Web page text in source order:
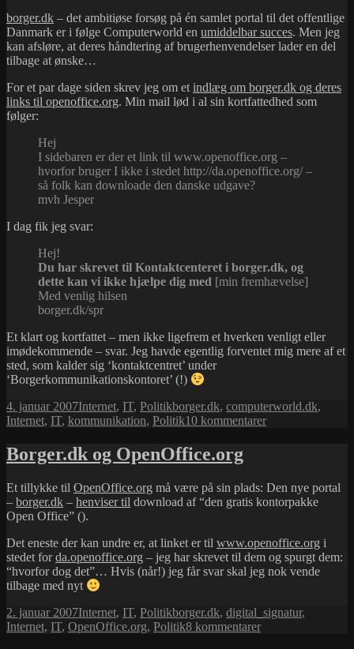
Århus
borger.dk – det ambitiøse forsøg på én samlet portal til det offentlige
Danmark er i følge Computerworld en umiddelbar succes. Men jeg
kan afsløre, at deres håndtering af brugerhenvendelser lader en del
tilbage at ønske…
For et par dage siden skrev jeg om et indlæg om borger.dk og deres
links til openoffice.org. Min mail lød i al sin kortfattedhed som
følger:
Hej
I sidebaren er der et link til www.openoffice.org –
hvorfor bruger I ikke i stedet http://da.openoffice.org/ –
så folk kan downloade den danske udgave?
mvh Jesper
I dag fik jeg svar:
Hej!
Du har skrevet til Kontaktcenteret i borger.dk, og
dette kan vi ikke hjælpe dig med [min fremhævelse]
Med venlig hilsen
borger.dk/spr
Et klart og kortfattet – men ikke ligefrem et hverken venligt eller
imødekommende – svar. Jeg havde egentlig forventet mig mere af et
sted, som kalder sig ‘kontaktcentret’ under
‘Borgerkommunikationskontoret’ (!)
Udgivet
i
4. januar 2007Kategorier
Internet, IT, PolitikTags
borger.dk, computerworld.dk,
Internet, IT, kommunikation, Politik10 kommentarertil
Borger.dk og OpenOffice.org
Et tillykke til OpenOffice.org må være på sin plads: Den nye portal
– borger.dk – henviser til download af “den gratis kontorpakke
Open Office” ().
Det eneste der kan undre er, at linket er til www.openoffice.org i
stedet forda.openoffice.org – jeg har skrevet til dem og spurgt dem:
“hvorfor dog det”… Hvis (når!) jeg får svar skal jeg nok vende
tilbage med nyt
Udgivet
i
2. januar 2007Kategorier
Internet, IT, PolitikTags
borger.dk, digital_signatur,
Internet, IT, OpenOffice.org, Politik8 kommentarertil